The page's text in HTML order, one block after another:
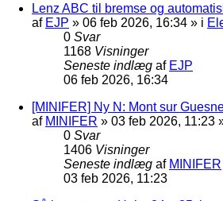
Lenz ABC til bremse og
af EJP » 06 feb 2026, 16:34 » i
0 Svar
1168 Visninger
Seneste indlæg af EJP
06 feb 2026, 16:34
[MINIFER] Ny N: Mont sur
af MINIFER » 03 feb 2026, 11:23
0 Svar
1406 Visninger
Seneste indlæg af MINIFER
03 feb 2026, 11:23